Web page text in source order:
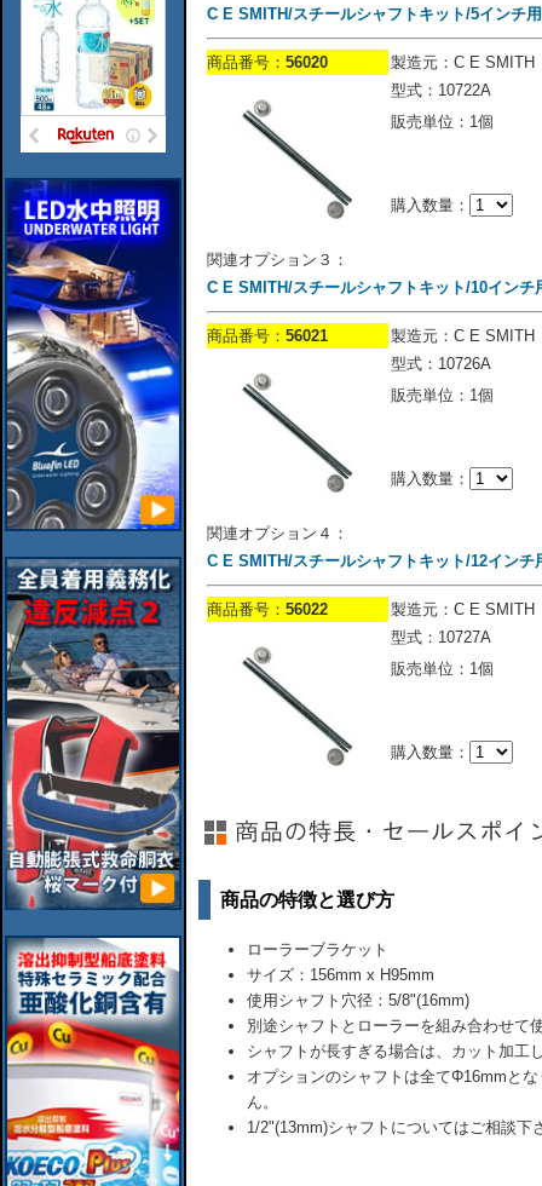
C E SMITH/スチールシャフトキット/5インチ用
商品番号： 56020
製造元：C E SMITH
型式：10722A
販売単位：1個
購入数量：
関連オプション３：
C E SMITH/スチールシャフトキット/10インチ
商品番号： 56021
製造元：C E SMITH
型式：10726A
販売単位：1個
購入数量：
関連オプション４：
C E SMITH/スチールシャフトキット/12インチ
商品番号： 56022
製造元：C E SMITH
型式：10727A
販売単位：1個
購入数量：
商品の特徴と選び方
ローラーブラケット
サイズ：156mm x H95mm
使用シャフト穴径：5/8"(16mm)
別途シャフトとローラーを組み合わせて
シャフトが長すぎる場合は、カット加工
オプションのシャフトは全てΦ16mmと
ん。
1/2"(13mm)シャフトについてはご相談下